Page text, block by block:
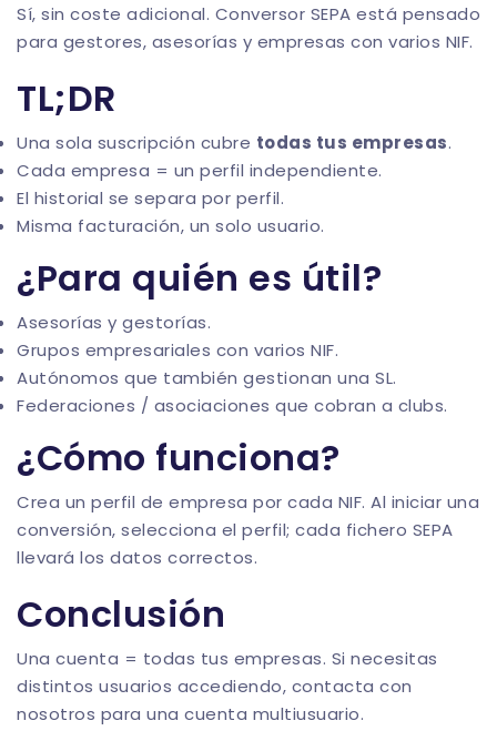
Sí, sin coste adicional. Conversor SEPA está pensado
para gestores, asesorías y empresas con varios NIF.
TL;DR
Una sola suscripción cubre todas tus empresas.
Cada empresa = un perfil independiente.
El historial se separa por perfil.
Misma facturación, un solo usuario.
¿Para quién es útil?
Asesorías y gestorías.
Grupos empresariales con varios NIF.
Autónomos que también gestionan una SL.
Federaciones / asociaciones que cobran a clubs.
¿Cómo funciona?
Crea un perfil de empresa por cada NIF. Al iniciar una
conversión, selecciona el perfil; cada fichero SEPA
llevará los datos correctos.
Conclusión
Una cuenta = todas tus empresas. Si necesitas
distintos usuarios accediendo, contacta con
nosotros para una cuenta multiusuario.